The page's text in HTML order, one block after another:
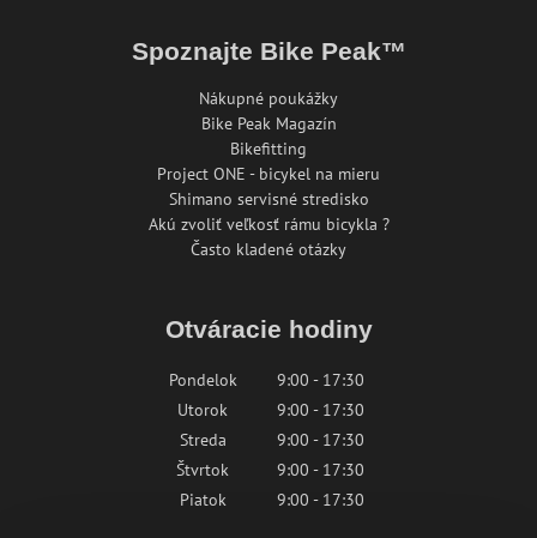
Spoznajte Bike Peak™
Nákupné poukážky
Bike Peak Magazín
Bikefitting
Project ONE - bicykel na mieru
Shimano servisné stredisko
Akú zvoliť veľkosť rámu bicykla ?
Často kladené otázky
Otváracie hodiny
Pondelok
9:00 - 17:30
Utorok
9:00 - 17:30
Streda
9:00 - 17:30
Štvrtok
9:00 - 17:30
Piatok
9:00 - 17:30